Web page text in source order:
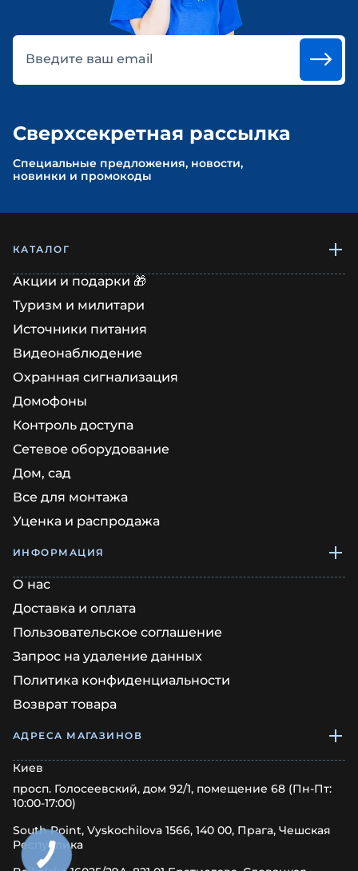
Введите ваш email
Сверхсекретная рассылка
Cпециальные предложения, новости,
новинки и промокоды
КАТАЛОГ
Акции и подарки 🎁
Туризм и милитари
Источники питания
Видеонаблюдение
Охранная сигнализация
Домофоны
Контроль доступа
Сетевое оборудование
Дом, сад
Все для монтажа
Уценка и распродажа
ИНФОРМАЦИЯ
О нас
Доставка и оплата
Пользовательское соглашение
Запрос на удаление данных
Политика конфиденциальности
Возврат товара
АДРЕСА МАГАЗИНОВ
Киев
просп. Голосеевский, дом 92/1, помещение 68 (Пн-Пт:
10:00-17:00)
South Point, Vyskochilova 1566, 140 00, Прага, Чешская
Республика